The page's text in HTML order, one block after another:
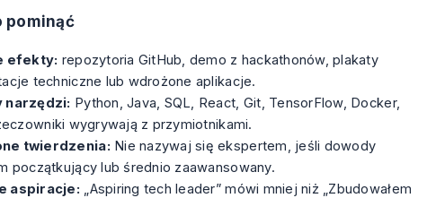
pominąć
efekty: repozytoria GitHub, demo z hackathonów, plakaty
techniczne lub wdrożone aplikacje.
narzędzi: Python, Java, SQL, React, Git, TensorFlow, Docker,
wygrywają z przymiotnikami.
twierdzenia: Nie nazywaj się ekspertem, jeśli dowody
początkujący lub średnio zaawansowany.
aspiracje: „Aspiring tech leader” mówi mniej niż „Zbudowałem